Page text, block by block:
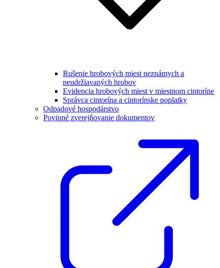
Rušenie hrobových miest neznámych a
neudržiavaných hrobov
Evidencia hrobových miest v miestnom cintoríne
Správca cintorína a cintorínske poplatky
Odpadové hospodárstvo
Povinné zverejňovanie dokumentov